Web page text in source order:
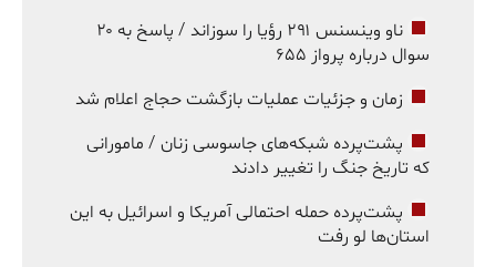
ناو وینسنس ۲۹۱ رؤیا را سوزاند / پاسخ به ۲۰
سوال درباره پرواز ۶۵۵
زمان و جزئیات عملیات بازگشت حجاج اعلام شد
پشت‌پرده شبکه‌های جاسوسی زنان / مامورانی
که تاریخ جنگ را تغییر دادند
پشت‌پرده حمله احتمالی آمریکا و اسرائیل به این
استان‌ها لو رفت